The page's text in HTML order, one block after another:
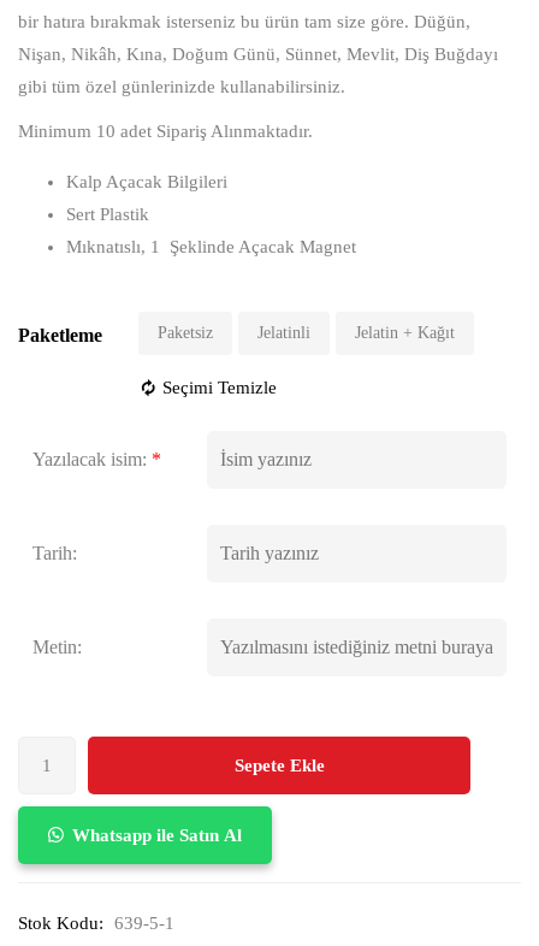
bir hatıra bırakmak isterseniz bu ürün tam size göre. Düğün,
Nişan, Nikâh, Kına, Doğum Günü, Sünnet, Mevlit, Diş Buğdayı
gibi tüm özel günlerinizde kullanabilirsiniz.
Minimum 10 adet Sipariş Alınmaktadır.
Kalp Açacak Bilgileri
Sert Plastik
Mıknatıslı, 1 Şeklinde Açacak Magnet
Paketleme Paketsiz Jelatinli Jelatin + Kağıt
Seçimi Temizle
Yazılacak isim: *
Tarih:
Metin:
Sepete Ekle
Whatsapp ile Satın Al
Stok Kodu: 639-5-1